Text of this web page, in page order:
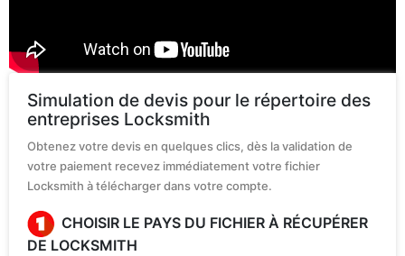
Simulation de devis pour le répertoire des
entreprises Locksmith
Obtenez votre devis en quelques clics, dès la validation de
votre paiement recevez immédiatement votre fichier
Locksmith à télécharger dans votre compte.
CHOISIR LE PAYS DU FICHIER À RÉCUPÉRER
DE LOCKSMITH